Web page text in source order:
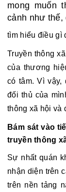
mong muốn
cảnh như thế,
tìm hiểu điều gì
Truyền thông
của thương
có tâm. Vì vậy,
đối thủ của
thông xã hội và
Bám sát vào
truyền thông
Sự nhất quán
nhận diện trên
trên nền tảng